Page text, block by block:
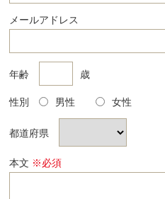
メールアドレス
年齢 歳
性別 男性 女性
都道府県
本文 ※必須